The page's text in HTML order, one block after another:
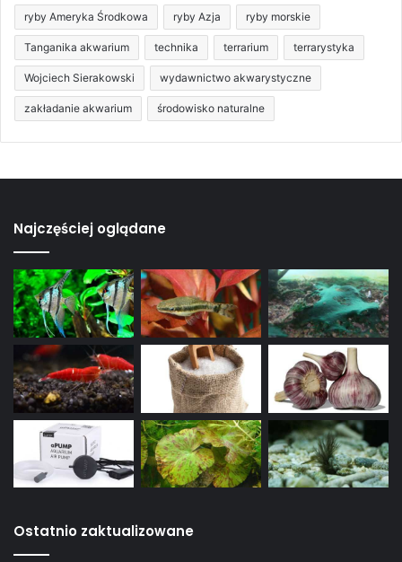
ryby Ameryka Środkowa ryby Azja ryby morskie
Tanganika akwarium technika terrarium terrarystyka
Wojciech Sierakowski wydawnictwo akwarystyczne
zakładanie akwarium środowisko naturalne
Najczęściej oglądane
Ostatnio zaktualizowane